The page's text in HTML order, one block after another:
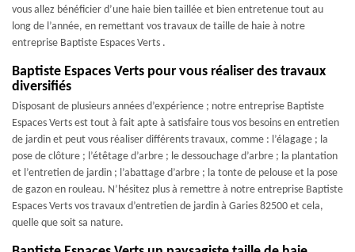
vous allez bénéficier d’une haie bien taillée et bien entretenue tout au
long de l’année, en remettant vos travaux de taille de haie à notre
entreprise Baptiste Espaces Verts .
Baptiste Espaces Verts pour vous réaliser des travaux
diversifiés
Disposant de plusieurs années d’expérience ; notre entreprise Baptiste
Espaces Verts est tout à fait apte à satisfaire tous vos besoins en entretien
de jardin et peut vous réaliser différents travaux, comme : l’élagage ; la
pose de clôture ; l’étêtage d’arbre ; le dessouchage d’arbre ; la plantation
et l’entretien de jardin ; l’abattage d’arbre ; la tonte de pelouse et la pose
de gazon en rouleau. N’hésitez plus à remettre à notre entreprise Baptiste
Espaces Verts vos travaux d’entretien de jardin à Garies 82500 et cela,
quelle que soit sa nature.